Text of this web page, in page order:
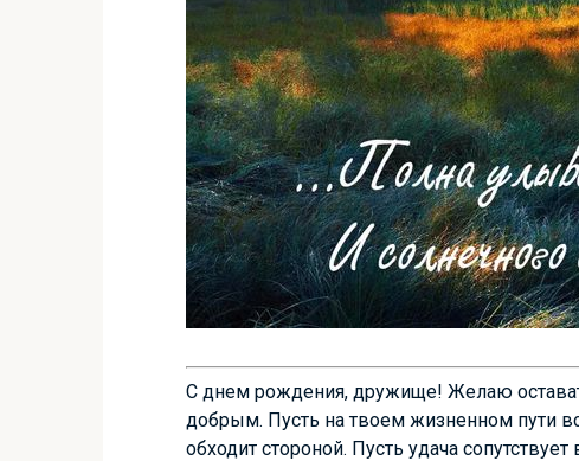
С днем рождения, дружище! Желаю
добрым. Пусть на твоем жизненном пути
обходит стороной. Пусть удача